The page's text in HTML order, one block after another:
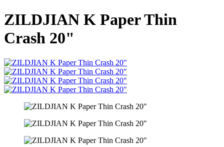
ZILDJIAN K Paper Thin
Crash 20"